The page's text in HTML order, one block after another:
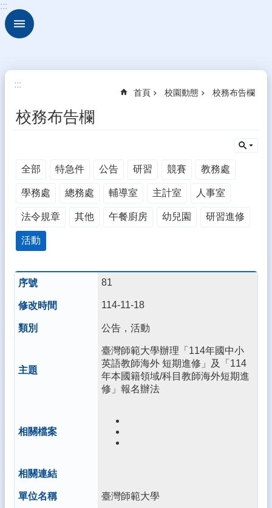
跳到主要內容區塊
進
校
動
態
本
政
處
室
生
區
校
果
化
縣
數
位
:::
:::
首頁 校園動態 校務布告欄
校務布告欄
全部 特急件 公告 研習 競賽 教務處
學務處 總務處 輔導室 主計室 人事室
法令規章 其他 午餐廚房 幼兒園 研習進修
活動
81
114-11-18
公告，活動
臺灣師範大學辦理「114年國中小
英語教師海外 短期進修」及「114
年本國籍領域/科目教師海外短期進
修」報名辦法
臺灣師範大學